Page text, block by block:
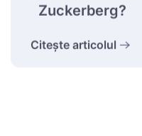
Zuckerberg?
Citește articolul